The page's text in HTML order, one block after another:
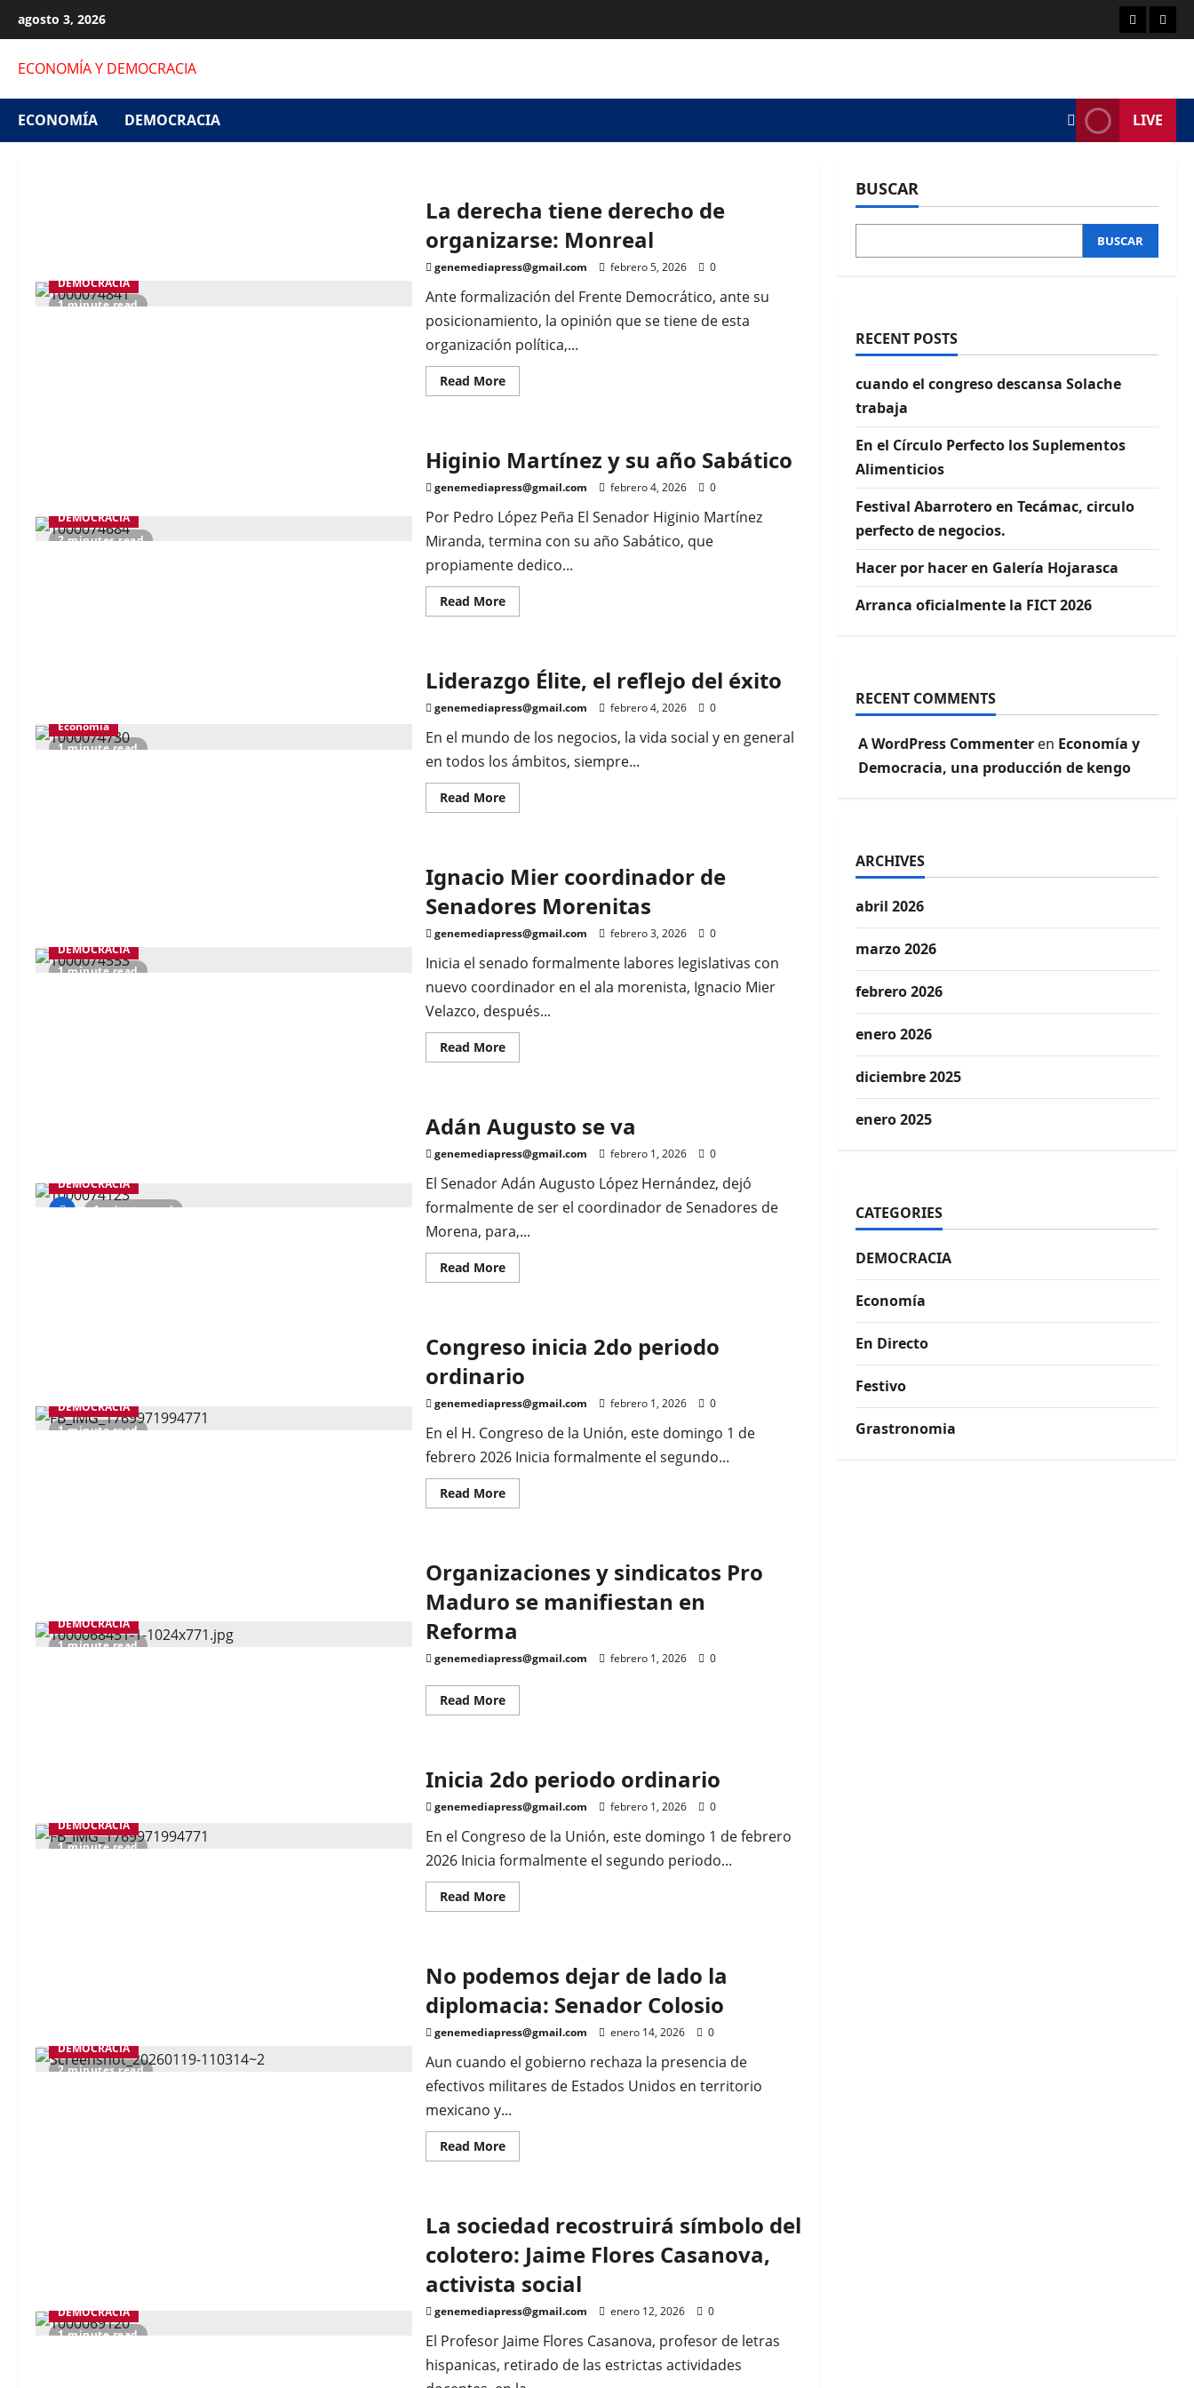
to
content
agosto 3, 2026 Economía
ECONOMÍA Y DEMOCRACIA
ECONOMÍA DEMOCRACIA LIVE
1 minute read
DEMOCRACIA
La derecha tiene derecho de
organizarse: Monreal
genemediapress@gmail.com febrero 5, 2026 0
Ante formalización del Frente Democrático, ante su
posicionamiento, la opinión que se tiene de esta
organización política,...
Read MoreRead
more
derecho
de
organizarse:
Monreal
2 minutes read
DEMOCRACIA
Higinio Martínez y su año Sabático
genemediapress@gmail.com febrero 4, 2026 0
Por Pedro López Peña El Senador Higinio Martínez
Miranda, termina con su año Sabático, que
propiamente dedico...
Read MoreRead
more
su
año
Sabático
1 minute read
Economía
Liderazgo Élite, el reflejo del éxito
genemediapress@gmail.com febrero 4, 2026 0
En el mundo de los negocios, la vida social y en general
en todos los ámbitos, siempre...
Read MoreRead
more
reflejo
del
1 minute read
DEMOCRACIA
Ignacio Mier coordinador de
Senadores Morenitas
genemediapress@gmail.com febrero 3, 2026 0
Inicia el senado formalmente labores legislativas con
nuevo coordinador en el ala morenista, Ignacio Mier
Velazco, después...
Read MoreRead
more
de
Senadores
Morenitas
1 minute read
DEMOCRACIA
Adán Augusto se va
genemediapress@gmail.com febrero 1, 2026 0
El Senador Adán Augusto López Hernández, dejó
formalmente de ser el coordinador de Senadores de
Morena, para,...
Read MoreRead
more
va
1 minute read
DEMOCRACIA
Congreso inicia 2do periodo
ordinario
genemediapress@gmail.com febrero 1, 2026 0
En el H. Congreso de la Unión, este domingo 1 de
febrero 2026 Inicia formalmente el segundo...
Read MoreRead
more
periodo
ordinario
1 minute read
DEMOCRACIA
Organizaciones y sindicatos Pro
Maduro se manifiestan en
Reforma
genemediapress@gmail.com febrero 1, 2026 0
Read MoreRead
more
Pro
Maduro
manifiestan
Reforma
1 minute read
DEMOCRACIA
Inicia 2do periodo ordinario
genemediapress@gmail.com febrero 1, 2026 0
En el Congreso de la Unión, este domingo 1 de febrero
2026 Inicia formalmente el segundo periodo...
Read MoreRead
more
ordinario
2 minutes read
DEMOCRACIA
No podemos dejar de lado la
diplomacia: Senador Colosio
genemediapress@gmail.com enero 14, 2026 0
Aun cuando el gobierno rechaza la presencia de
efectivos militares de Estados Unidos en territorio
mexicano y...
Read MoreRead
more
de
lado
diplomacia:
Senador
Colosio
1 minute read
DEMOCRACIA
La sociedad recostruirá símbolo del
colotero: Jaime Flores Casanova,
activista social
genemediapress@gmail.com enero 12, 2026 0
El Profesor Jaime Flores Casanova, profesor de letras
hispanicas, retirado de las estrictas actividades
BUSCAR
BUSCAR
RECENT POSTS
cuando el congreso descansa Solache
trabaja
En el Círculo Perfecto los Suplementos
Alimenticios
Festival Abarrotero en Tecámac, circulo
perfecto de negocios.
Hacer por hacer en Galería Hojarasca
Arranca oficialmente la FICT 2026
RECENT COMMENTS
A WordPress Commenteren Economía y
Democracia, una producción de kengo
ARCHIVES
abril 2026
marzo 2026
febrero 2026
enero 2026
diciembre 2025
enero 2025
CATEGORIES
DEMOCRACIA
Economía
En Directo
Festivo
Grastronomia